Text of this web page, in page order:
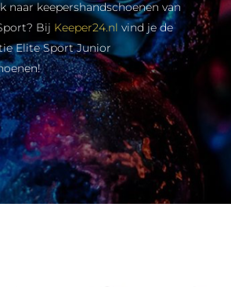
naar keepershandschoenen van
Bij Keeper24.nl vind je de
Elite Sport Junior